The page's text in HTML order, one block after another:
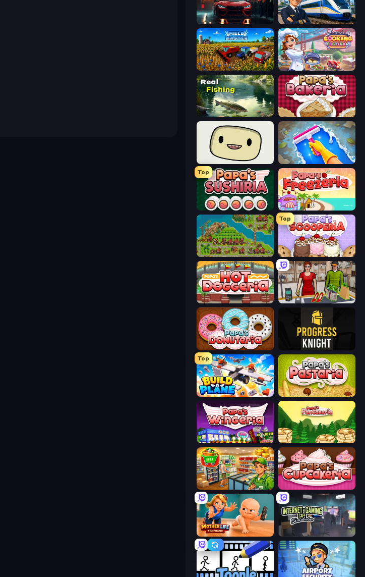
Driving School Simulator Idle Train Empire Tycoon
Field Master Cooking Festival
Real Fishing Simulator Papa's Bakeria
SuperWEIRD Hotel Rush: Merge Story
Top
Papa's Sushiria Papa's Freezeria
City Idle
Top
Papa's Scooperia
Papa's Hot Doggeria Shop Master 3D
Papa's Donuteria Progress Knight
Top
Build A Plane Papa's Pastaria
Papa's Wingeria Papa's Pancakeria
Supermarket Simulator: Desert Papas Cupcakeria
Mother Life Simulator: Prank